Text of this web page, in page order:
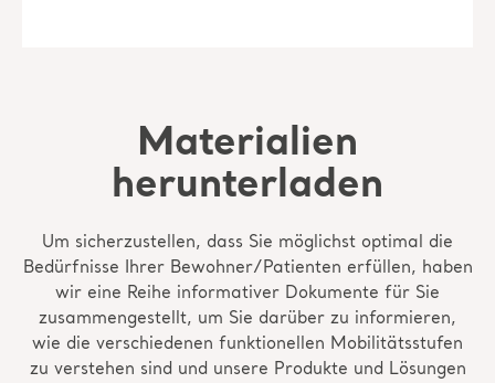
Materialien
herunterladen
Um sicherzustellen, dass Sie möglichst optimal die
Bedürfnisse Ihrer Bewohner/Patienten erfüllen, haben
wir eine Reihe informativer Dokumente für Sie
zusammengestellt, um Sie darüber zu informieren,
wie die verschiedenen funktionellen Mobilitätsstufen
zu verstehen sind und unsere Produkte und Lösungen